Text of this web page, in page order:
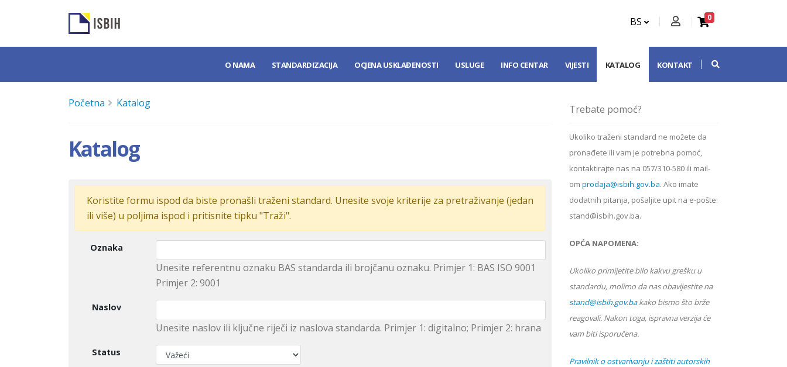
BS 0
O NAMA STANDARDIZACIJA OCJENA USKLAĐENOSTI USLUGE INFO CENTAR VIJESTI KATALOG KONTAKT
Početna Katalog
Katalog
Koristite formu ispod da biste pronašli traženi standard. Unesite svoje kriterije za pretraživanje (jedan
ili više) u poljima ispod i pritisnite tipku "Traži".
Oznaka
Unesite referentnu oznaku BAS standarda ili brojčanu oznaku. Primjer 1: BAS ISO 9001
Primjer 2: 9001
Naslov
Unesite naslov ili ključne riječi iz naslova standarda. Primjer 1: digitalno; Primjer 2: hrana
Status
Trebate pomoć?
Ukoliko traženi standard ne možete da
pronađete ili vam je potrebna pomoć,
kontaktirajte nas na 057/310-580 ili mail-
om prodaja@isbih.gov.ba. Ako imate
dodatnih pitanja, pošaljite upit na e-pošte:
stand@isbih.gov.ba.
OPĆA NAPOMENA:
Ukoliko primijetite bilo kakvu grešku u
standardu, molimo da nas obavijestite na
stand@isbih.gov.bakako bismo što brže
reagovali. Nakon toga, ispravna verzija će
vam biti isporučena.
Pravilnik o ostvarivanju i zaštiti autorskih